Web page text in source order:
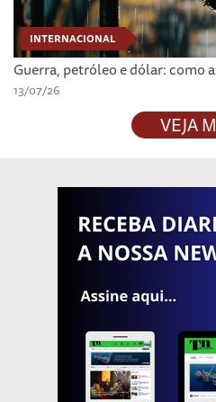
INTERNACIONAL
Guerra, petróleo e dólar: como
13/07/26
VEJA